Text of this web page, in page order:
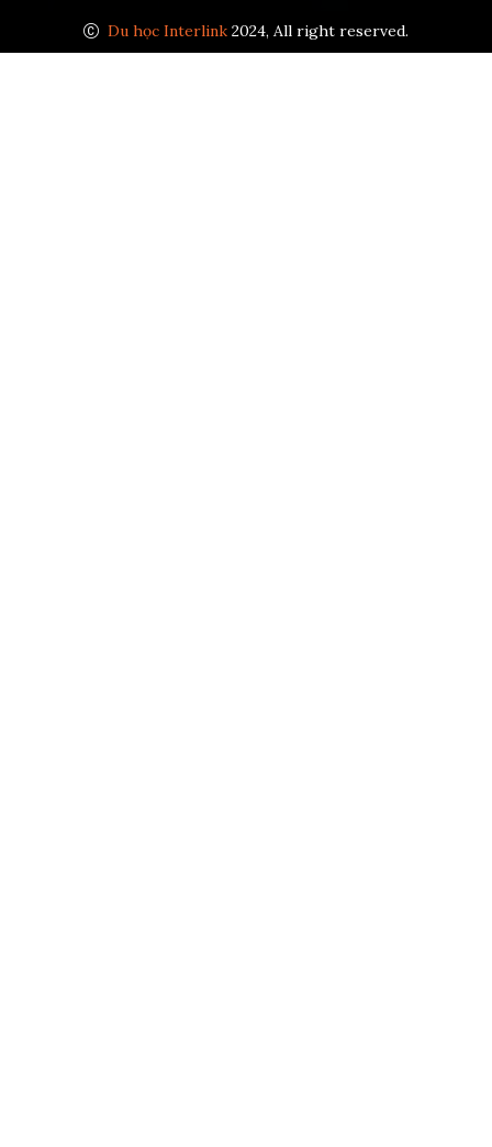
Du học Interlink 2024, All right reserved.